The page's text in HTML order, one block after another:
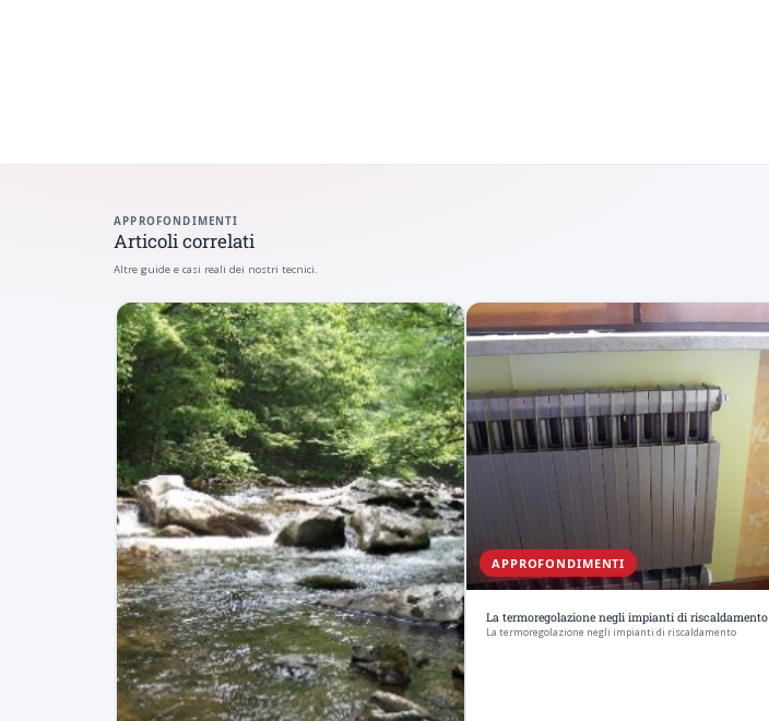
APPROFONDIMENTI
Articoli correlati
Altre guide e casi reali dei nostri tecnici.
APPROFONDIMENTI
La termoregolazione negli impianti di riscaldamento
La termoregolazione negli impianti di riscaldamento